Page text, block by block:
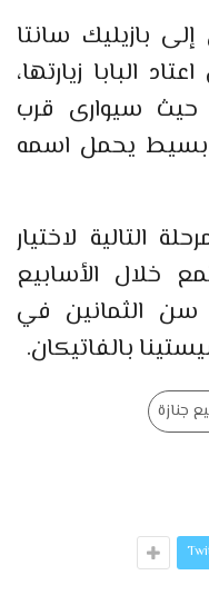
بازيليك سانتا
البابا زيارتها،
حيث سيوارى قرب
يحمل اسمه
التالية لاختيار
خلال الأسابيع
دون سن الثمانين في
بالفاتيكان.
جنازة